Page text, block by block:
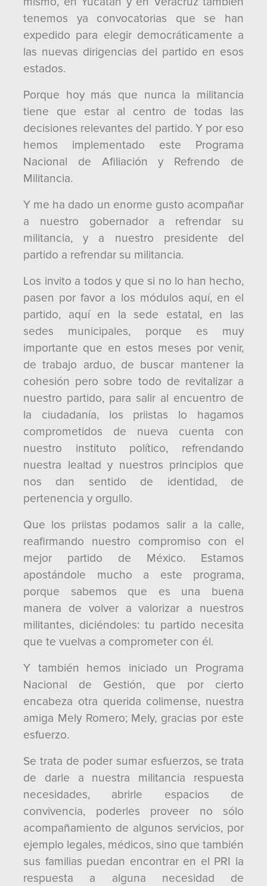
tenemos ya convocatorias que se han
expedido para elegir democráticamente a
las nuevas dirigencias del partido en esos
estados.
Porque hoy más que nunca la militancia
tiene que estar al centro de todas las
decisiones relevantes del partido. Y por eso
hemos implementado este Programa
Nacional de Afiliación y Refrendo de
Militancia.
Y me ha dado un enorme gusto acompañar
a nuestro gobernador a refrendar su
militancia, y a nuestro presidente del
partido a refrendar su militancia.
Los invito a todos y que si no lo han hecho,
pasen por favor a los módulos aquí, en el
partido, aquí en la sede estatal, en las
sedes municipales, porque es muy
importante que en estos meses por venir,
de trabajo arduo, de buscar mantener la
cohesión pero sobre todo de revitalizar a
nuestro partido, para salir al encuentro de
la ciudadanía, los priistas lo hagamos
comprometidos de nueva cuenta con
nuestro instituto político, refrendando
nuestra lealtad y nuestros principios que
nos dan sentido de identidad, de
pertenencia y orgullo.
Que los priistas podamos salir a la calle,
reafirmando nuestro compromiso con el
mejor partido de México. Estamos
apostándole mucho a este programa,
porque sabemos que es una buena
manera de volver a valorizar a nuestros
militantes, diciéndoles: tu partido necesita
que te vuelvas a comprometer con él.
Y también hemos iniciado un Programa
Nacional de Gestión, que por cierto
encabeza otra querida colimense, nuestra
amiga Mely Romero; Mely, gracias por este
esfuerzo.
Se trata de poder sumar esfuerzos, se trata
de darle a nuestra militancia respuesta
necesidades, abrirle espacios de
convivencia, poderles proveer no sólo
acompañamiento de algunos servicios, por
ejemplo legales, médicos, sino que también
sus familias puedan encontrar en el PRI la
respuesta a alguna necesidad de